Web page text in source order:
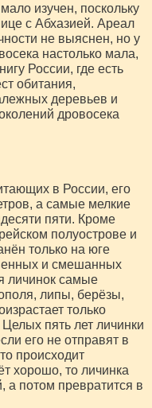
изучен, поскольку
с Абхазией. Ареал
не выяснен, но у
настолько мала,
России, где есть
обитания,
деревьев и
дровосека
в России, его
а самые мелкие
пяти. Кроме
полуострове и
только на юге
и смешанных
личинок самые
липы, берёзы,
только
пять лет личинки
его не отправят в
происходит
хорошо, то личинка
а потом превратится в